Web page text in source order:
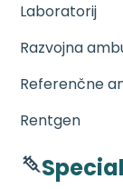
Laboratorij
Razvojna
Referenčne
Rentgen